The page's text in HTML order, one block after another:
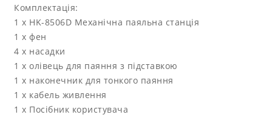
Комплектація:
1 x HK-8506D Механічна паяльна станція
1 х фен
4 х насадки
1 х олівець для паяння з підставкою
1 х наконечник для тонкого паяння
1 х кабель живлення
1 x Посібник користувача